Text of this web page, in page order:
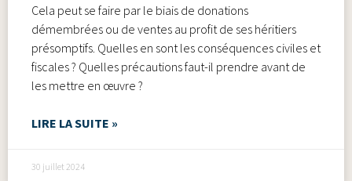
Cela peut se faire par le biais de donations
démembrées ou de ventes au profit de ses héritiers
présomptifs. Quelles en sont les conséquences civiles et
fiscales ? Quelles précautions faut-il prendre avant de
les mettre en œuvre ?
LIRE LA SUITE »
30 juillet 2024